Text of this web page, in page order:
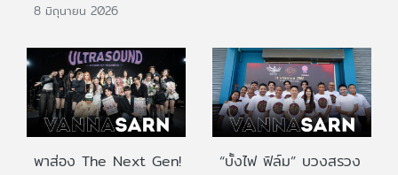
8 มิถุนายน 2026
พาส่อง The Next Gen!
“บั้งไฟ ฟิล์ม” บวงสรวง